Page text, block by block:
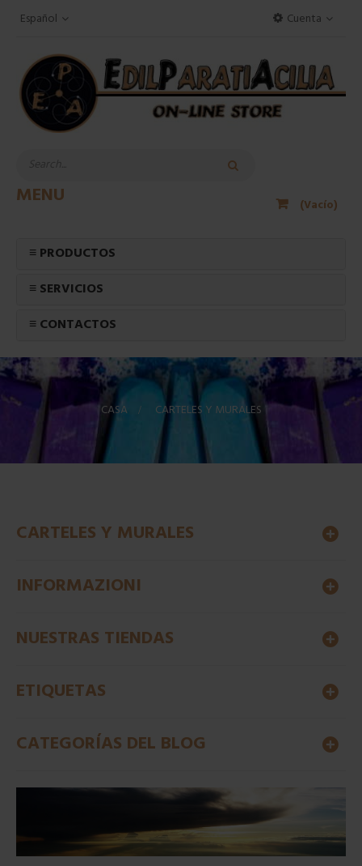
Cuenta
Español
(Vacío)
MENU
≡ PRODUCTOS
≡ SERVICIOS
≡ CONTACTOS
CASA > CARTELES Y MURALES
CARTELES Y MURALES
INFORMAZIONI
NUESTRAS TIENDAS
ETIQUETAS
CATEGORÍAS DEL BLOG